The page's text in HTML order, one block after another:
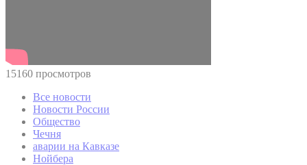
15160 просмотров
Все новости
Новости России
Общество
Чечня
аварии на Кавказе
Нойбера